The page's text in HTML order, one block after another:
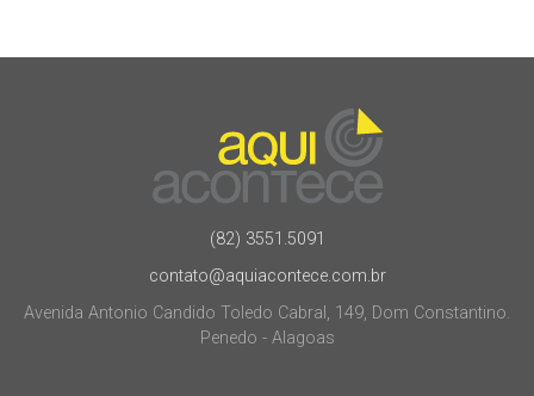
(82) 3551.5091
contato@aquiacontece.com.br
Avenida Antonio Candido Toledo Cabral, 149, Dom Constantino.
Penedo - Alagoas